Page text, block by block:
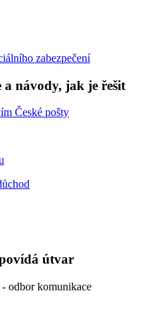
zabezpečení
a návody, jak je řešit
České pošty
útvar
- odbor komunikace